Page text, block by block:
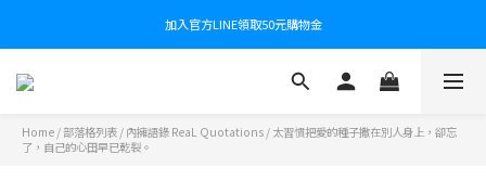
加入官方LINE領取50元購物金
Home /部落格列表 / 內擁語錄 ReaL Quotations / 太習慣把愛的種子撒在別人身上，卻忘
了，自己的心田早已乾裂。